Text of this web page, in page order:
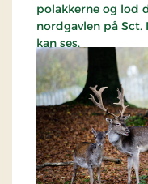
polakkerne og lod
nordgavlen på Sct.
kan ses.
Du kan også
af syge mennesker
Hans dag langt op
istandsat, men er